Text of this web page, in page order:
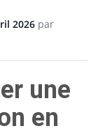
2026 par
une
en